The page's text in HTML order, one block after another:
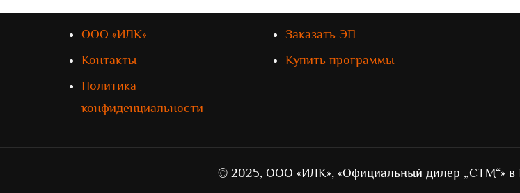
ООО «ИЛК»
Контакты
Политика
конфиденциальности
Заказать ЭП
Купить программы
© 2025, ООО «ИЛК», «Официальный дилер „СТМ“» в